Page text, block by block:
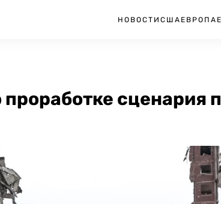
НОВОСТИ США ЕВРОПА
проработке сценария